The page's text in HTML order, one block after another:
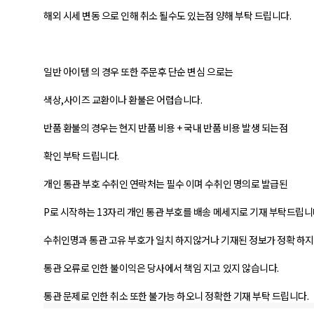
해외 시세 변동 으로 인해 취소 될수도 있는점 양해 부탁 드립니다.
일반 아이템 의 경우 또한 주문후 단순 변심 으로는
색상,사이즈 교환이나 환불은 어렵습니다.
반품 환불의 경우는 현지 반품 비용 + 국내 반품 비용 발생 되는점
확인 부탁 드립니다.
개인 통관 부호 수취인 연락처는 필수 이며 수취인 명의로 발급된
P로 시작하는 13자리 개인 통관 부호를 배송 메세지로 기재 부탁드립
수취인명과 통관 고유 부호가 일치 하지않거나 기재된 정보가 정확 하
통관 오류로 인한 불이익은 당사에서 책임 지고 있지 않습니다.
통관 문제로 인한 취소 또한 불가능 하오니 정확한 기재 부탁 드립니다.